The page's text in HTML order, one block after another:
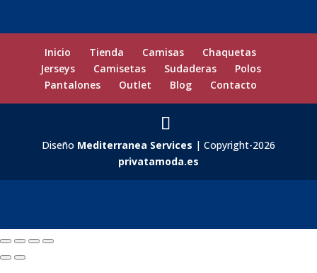
Inicio Tienda Camisas
Chaquetas
Jerseys
Camisetas Sudaderas
Polos
Pantalones
Outlet Blog Contacto
Diseño Mediterranea Services | Copyright-2026
privatamoda.es